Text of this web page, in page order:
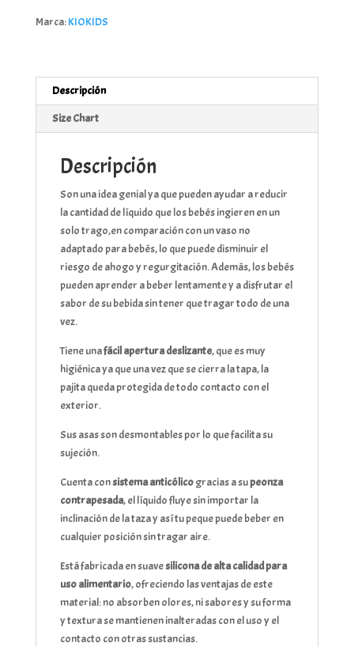
Marca:KIOKIDS
Descripción
Size Chart
Descripción
Son una idea genial ya que pueden ayudar a reducir
la cantidad de líquido que los bebés ingieren en un
solo trago,en comparación con un vaso no
adaptado para bebés, lo que puede disminuir el
riesgo de ahogo y regurgitación. Además, los bebés
pueden aprender a beber lentamente y a disfrutar el
sabor de su bebida sin tener que tragar todo de una
vez.
Tiene unafácil apertura deslizante, que es muy
higiénica ya que una vez que se cierra la tapa, la
pajita queda protegida de todo contacto con el
exterior.
Sus asas son desmontables por lo que facilita su
sujeción.
Cuenta consistema anticólicogracias a supeonza
contrapesada, el líquido fluye sin importar la
inclinación de la taza y así tu peque puede beber en
cualquier posición sin tragar aire.
Está fabricada en suavesilicona de alta calidad para
uso alimentario, ofreciendo las ventajas de este
material: no absorben olores, ni sabores y su forma
y textura se mantienen inalteradas con el uso y el
contacto con otras sustancias.